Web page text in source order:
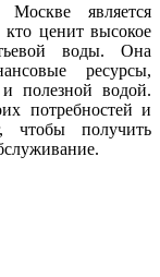
является
ценит высокое
воды. Она
ресурсы,
полезной водой.
потребностей и
чтобы получить